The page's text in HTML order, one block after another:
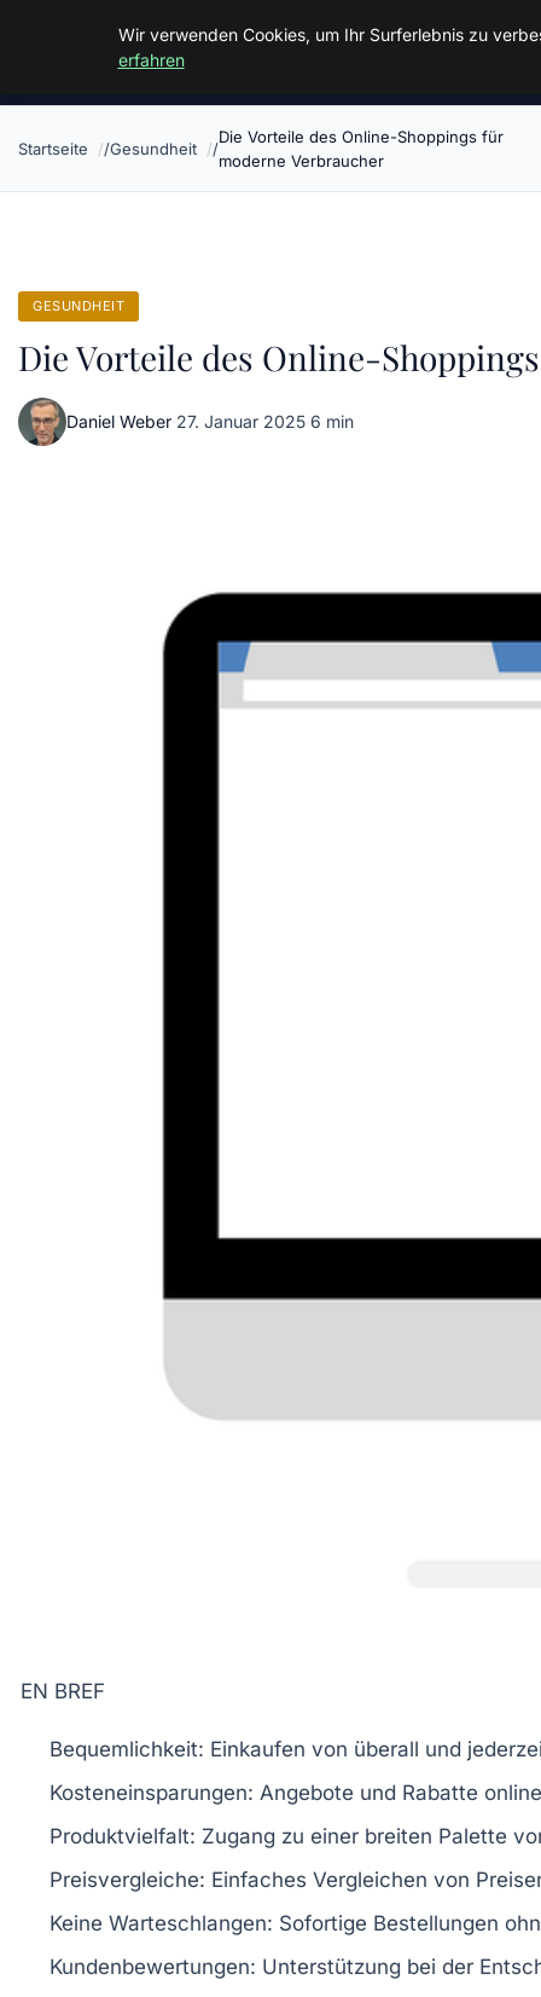
Malzminden
Startseite Gesundheit
Die Vorteile des Online-Shoppings für
moderne Verbraucher
GESUNDHEIT
Die Vorteile des Online-
Daniel Weber·27. Januar 2025·6 min
EN BREF
Bequemlichkeit: Einkaufen von überall und
Kosteneinsparungen: Angebote und Rabatte online
Produktvielfalt: Zugang zu einer breiten Palette
Preisvergleiche: Einfaches Vergleichen von
Keine Warteschlangen: Sofortige Bestellungen
Kundenbewertungen: Unterstützung bei der
Wir verwenden Cookies, um Ihr Surferlebnis zu
erfahren